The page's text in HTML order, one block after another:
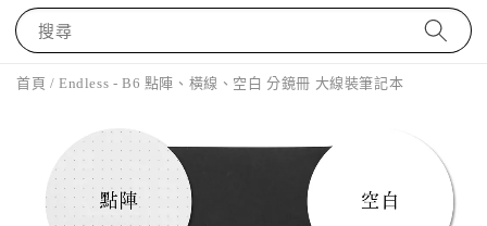
搜尋
首頁 / Endless - B6 點陣、橫線、空白 分鏡冊 大線裝筆記本